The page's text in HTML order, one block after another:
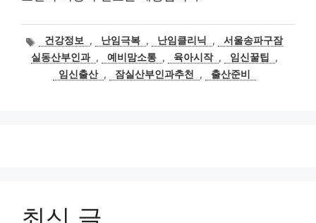
태
그
건강정보 , 난임극복 , 난임클리닉 ,
서울송파구잠
실동산부인과 , 예비맘소통 , 육아시작 , 임신꿀팁
,
임신출산 , 잠실산부인과추천 , 출산준비